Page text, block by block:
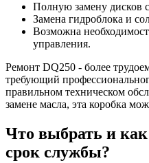
Полную замену дисков
Замена гидроблока и
Возможна
управления.
Ремонт DQ250 - более
требующий
правильном техническом
замене масла, эта коробка
Что выбрать и как
срок службы?